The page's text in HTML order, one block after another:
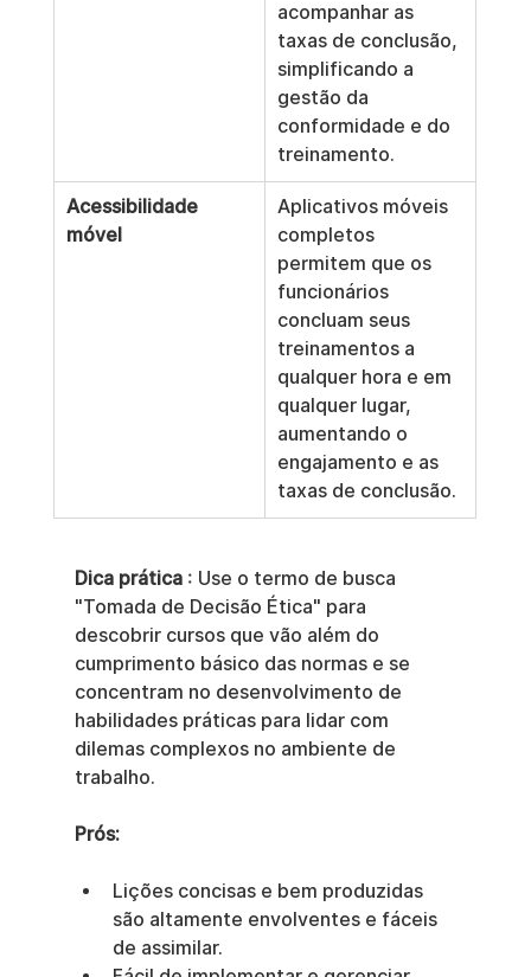
acompanhar as
taxas de conclusão,
simplificando a
gestão da
conformidade e do
treinamento.
Acessibilidade
móvel
Aplicativos móveis
completos
permitem que os
funcionários
concluam seus
treinamentos a
qualquer hora e em
qualquer lugar,
aumentando o
engajamento e as
taxas de conclusão.
Dica prática : Use o termo de busca
"Tomada de Decisão Ética" para
descobrir cursos que vão além do
cumprimento básico das normas e se
concentram no desenvolvimento de
habilidades práticas para lidar com
dilemas complexos no ambiente de
trabalho.
Prós:
Lições concisas e bem produzidas
são altamente envolventes e fáceis
de assimilar.